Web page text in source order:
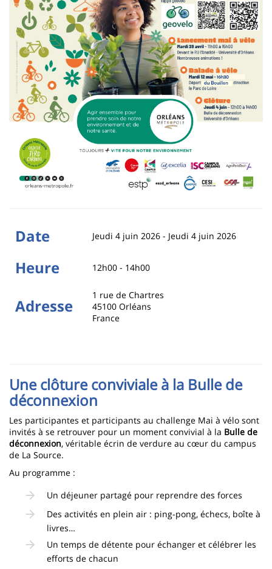
Date Jeudi 4 juin 2026 - Jeudi 4 juin 2026
Heure 12h00 - 14h00
Adresse
1 rue de Chartres
45100 Orléans
France
Une clôture conviviale à la Bulle de
déconnexion
Les participantes et participants au challenge Mai à vélo sont
invités à se retrouver pour un moment convivial à la Bulle de
déconnexion, véritable écrin de verdure au cœur du campus
de La Source.
Au programme :
Un déjeuner partagé pour reprendre des forces
Des activités en plein air : ping-pong, échecs, boîte à
livres…
Un temps de détente pour échanger et célébrer les
efforts de chacun